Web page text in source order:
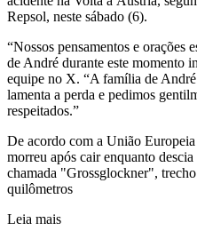
Repsol, neste sábado (6).
“Nossos pensamentos e orações
de André durante este momento
equipe no X. “A família de
lamenta a perda e pedimos
respeitados.”
De acordo com a União
morreu após cair enquanto
chamada "Grossglockner",
quilômetros
Leia mais